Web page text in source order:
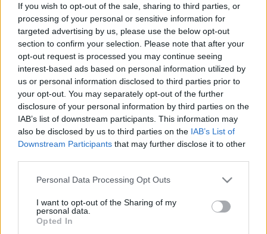
If you wish to opt-out of the sale, sharing to third parties, or
processing of your personal or sensitive information for
targeted advertising by us, please use the below opt-out
section to confirm your selection. Please note that after your
opt-out request is processed you may continue seeing
interest-based ads based on personal information utilized by
us or personal information disclosed to third parties prior to
your opt-out. You may separately opt-out of the further
disclosure of your personal information by third parties on the
IAB’s list of downstream participants. This information may
also be disclosed by us to third parties on the IAB’s List of
Downstream Participants that may further disclose it to other
Please note that this website/app uses one or more Google
not limited to your visit or usage behaviour. You may click to
grant or deny consent to Google and its third-party tags to
use your data for below specified purposes in below Google
Personal Data Processing Opt Outs
I want to opt-out of the Sharing of my
personal data.
Opted In
2026. június. 09. 15:58
Az elkövető társának 240 óra közérdekű munkát kell
teljesítenie.
KITÜNTETTE A RENDŐRSÉG HORVÁTH ÁKOST,
ÉS AZ ÜZLETVEZETŐT, AKIK
MEGAKADÁLYOZTAK EGY BOLTI RABÁST
2025. október. 03. 10:28
A Paragvári utcában történt nemrég az eset.
HORVÁTH ÁKOST, A WEÖRES SÁNDOR SZÍNHÁZ
SZÍNÉSZÉT HAGYTÁK HELYBEN TEGNAP A
SZOMBATHELYI PARAGVÁRI ÚTI ABC-BEN
2025. szeptember. 26. 10:34
védelmére kelt.
MEGZSAROLTÁK HORVÁTH ÁKOST, A
KAPOSVÁRON INDULÓ ELŐVÁLASZTÁSI
JELÖLTET